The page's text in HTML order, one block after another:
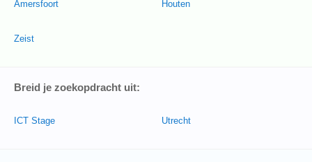
Amersfoort
Zeist
Houten
Breid je zoekopdracht uit:
ICT Stage Utrecht